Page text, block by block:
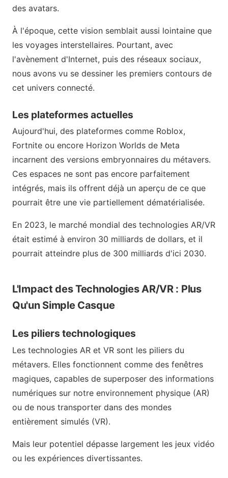
des avatars.
À l'époque, cette vision semblait aussi lointaine que
les voyages interstellaires. Pourtant, avec
l'avènement d'Internet, puis des réseaux sociaux,
nous avons vu se dessiner les premiers contours de
cet univers connecté.
Les plateformes actuelles
Aujourd'hui, des plateformes comme Roblox,
Fortnite ou encore Horizon Worlds de Meta
incarnent des versions embryonnaires du métavers.
Ces espaces ne sont pas encore parfaitement
intégrés, mais ils offrent déjà un aperçu de ce que
pourrait être une vie partiellement dématérialisée.
En 2023, le marché mondial des technologies AR/VR
était estimé à environ 30 milliards de dollars, et il
pourrait atteindre plus de 300 milliards d'ici 2030.
L'Impact des Technologies AR/VR : Plus
Qu'un Simple Casque
Les piliers technologiques
Les technologies AR et VR sont les piliers du
métavers. Elles fonctionnent comme des fenêtres
magiques, capables de superposer des informations
numériques sur notre environnement physique (AR)
ou de nous transporter dans des mondes
entièrement simulés (VR).
Mais leur potentiel dépasse largement les jeux vidéo
ou les expériences divertissantes.